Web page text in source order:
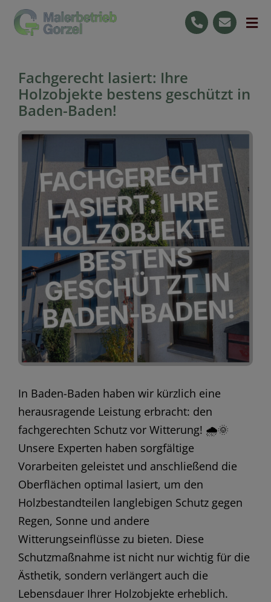
Skip
Leistungen
Ihre Vorteile
Raumgestaltung
0176 59727596
Kostenlose Beratung
Fachgerecht lasiert: Ihre
Holzobjekte bestens geschützt in
Baden-Baden!
In Baden-Baden haben wir kürzlich eine
herausragende Leistung erbracht: den
fachgerechten Schutz vor Witterung! 🌧️🌞
Unsere Experten haben sorgfältige
Vorarbeiten geleistet und anschließend die
Oberflächen optimal lasiert, um den
Holzbestandteilen langlebigen Schutz gegen
Regen, Sonne und andere
Witterungseinflüsse zu bieten. Diese
Schutzmaßnahme ist nicht nur wichtig für die
Ästhetik, sondern verlängert auch die
Lebensdauer Ihrer Holzobjekte erheblich.